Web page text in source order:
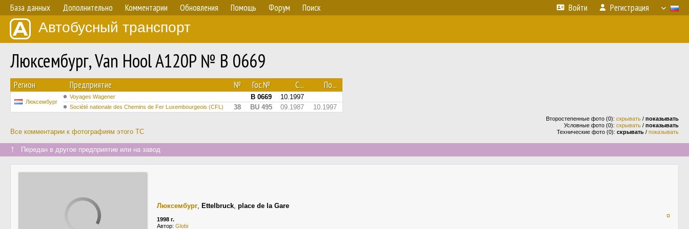
База данных Дополнительно Комментарии Обновления Помощь Форум Поиск Войти Регистрация
Автобусный транспорт
Люксембург, Van Hool A120P № B 0669
Регион Предприятие № Гос.№ С... По...
Люксембург
Voyages Wagener B 0669 10.1997
Société nationale des Chemins de Fer Luxembourgeois (CFL) 38 BU 495 09.1987 10.1997
Все комментарии к фотографиям этого ТС
Второстепенные фото (0): скрывать / показывать
Условные фото (0): скрывать / показывать
Технические фото (0): скрывать / показывать
↑ Передан в другое предприятие или на завод
Люксембург, Ettelbruck, place de la Gare
1998 г.
Автор: Globi
¤